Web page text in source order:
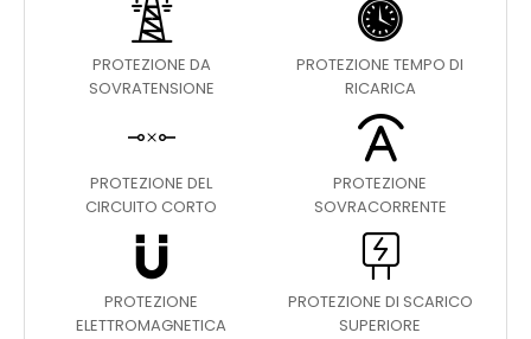
PROTEZIONE DA
SOVRATENSIONE
PROTEZIONE TEMPO DI
RICARICA
PROTEZIONE DEL
CIRCUITO CORTO
PROTEZIONE
SOVRACORRENTE
PROTEZIONE
ELETTROMAGNETICA
PROTEZIONE DI SCARICO
SUPERIORE